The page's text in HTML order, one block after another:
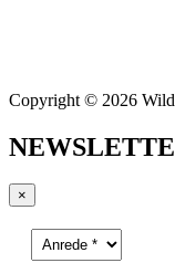
Copyright © 2026
×